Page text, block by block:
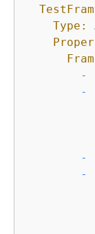
Type:
-
-
-
-